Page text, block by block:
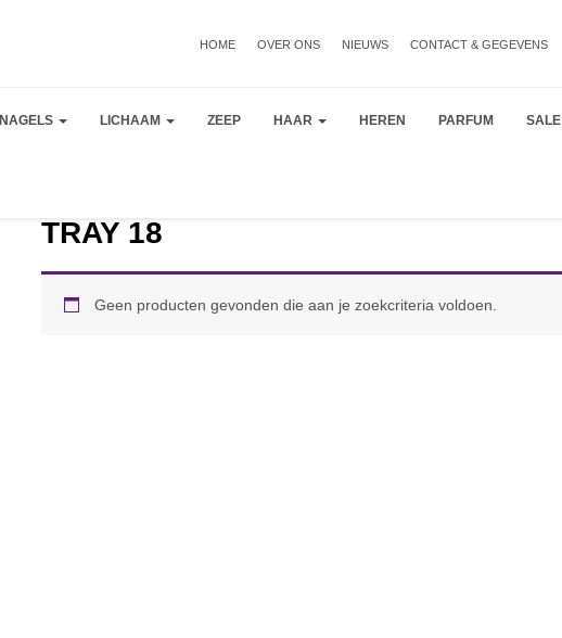
HOME OVER ONS NIEUWS CONTACT & GEGEVENS
NAGELS LICHAAM ZEEP HAAR HEREN PARFUM SALE
TRAY 18
Geen producten gevonden die aan je zoekcriteria voldoen.